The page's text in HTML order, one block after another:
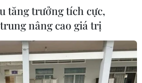
tăng trưởng tích cực,
nâng cao giá trị